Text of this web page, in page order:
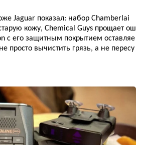
Jaguar показал: набор Chamberlai
кожу, Chemical Guys прощает ош
с его защитным покрытием оставляе
просто вычистить грязь, а не пересу